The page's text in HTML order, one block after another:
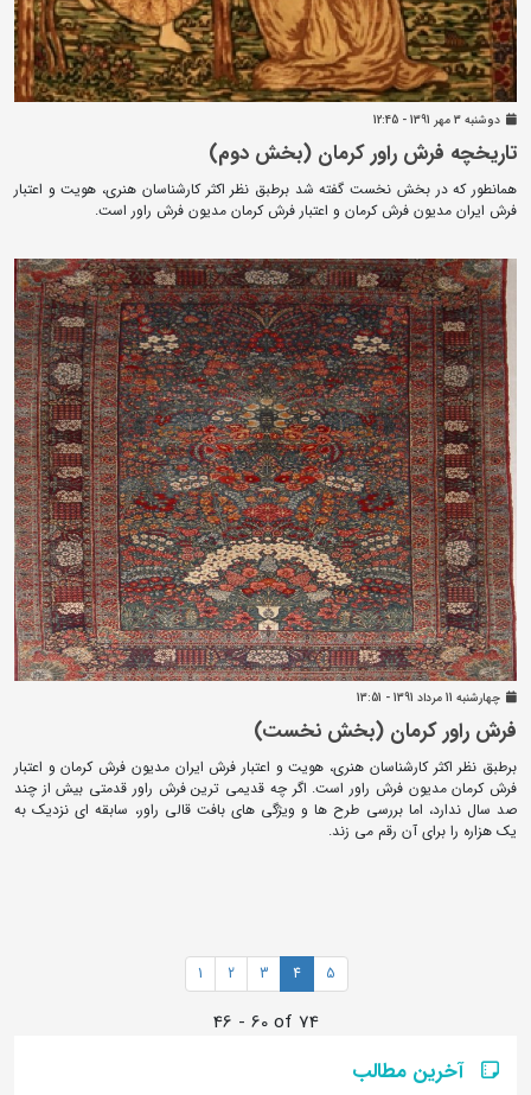
دوشنبه 3 مهر 1391 - 12:45
تاریخچه فرش راور کرمان (بخش دوم)
همانطور که در بخش نخست گفته شد برطبق نظر اکثر کارشناسان هنری، هویت و اعتبار
فرش ایران مدیون فرش کرمان و اعتبار فرش کرمان مدیون فرش راور است.
چهارشنبه 11 مرداد 1391 - 13:51
فرش راور کرمان (بخش نخست)
برطبق نظر اکثر کارشناسان هنری، هویت و اعتبار فرش ایران مدیون فرش کرمان و اعتبار
فرش کرمان مدیون فرش راور است. اگر چه قدیمی ترین فرش راور قدمتی بیش از چند
صد سال ندارد، اما بررسی طرح ها و ویژگی های بافت قالی راور، سابقه ای نزدیک به
یک هزاره را برای آن رقم می زند.
1 2 3 4 5
46 - 60 of 74
آخرین مطالب